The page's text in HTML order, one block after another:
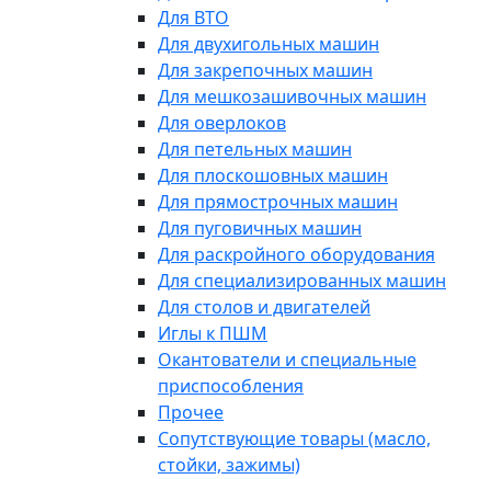
Для ВТО
Для двухигольных машин
Для закрепочных машин
Для мешкозашивочных машин
Для оверлоков
Для петельных машин
Для плоскошовных машин
Для прямострочных машин
Для пуговичных машин
Для раскройного оборудования
Для специализированных машин
Для столов и двигателей
Иглы к ПШМ
Окантователи и специальные
приспособления
Прочее
Сопутствующие товары (масло,
стойки, зажимы)